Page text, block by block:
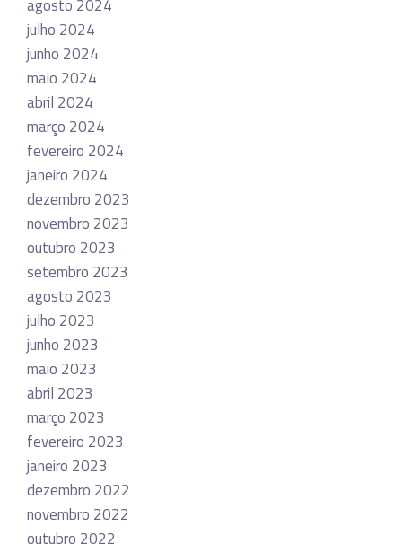
agosto 2024
julho 2024
junho 2024
maio 2024
abril 2024
março 2024
fevereiro 2024
janeiro 2024
dezembro 2023
novembro 2023
outubro 2023
setembro 2023
agosto 2023
julho 2023
junho 2023
maio 2023
abril 2023
março 2023
fevereiro 2023
janeiro 2023
dezembro 2022
novembro 2022
outubro 2022